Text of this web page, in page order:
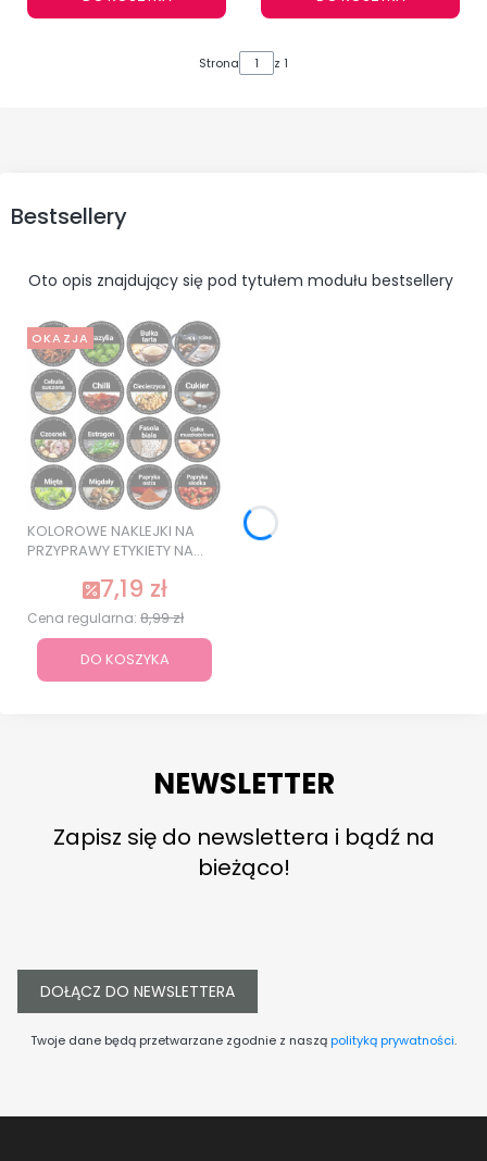
Strona z 1
Bestsellery
Oto opis znajdujący się pod tytułem modułu bestsellery
OKAZJA
KOLOROWE NAKLEJKI NA
PRZYPRAWY ETYKIETY NA
JAKOŚĆ
7,19 zł
Cena regularna: 8,99 zł
DO KOSZYKA
NEWSLETTER
Zapisz się do newslettera i bądź na
bieżąco!
DOŁĄCZ DO NEWSLETTERA
Twoje dane będą przetwarzane zgodnie z nasząpolityką prywatności.